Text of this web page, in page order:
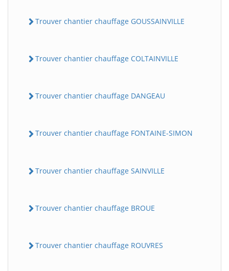
Trouver chantier chauffage GOUSSAINVILLE
Trouver chantier chauffage COLTAINVILLE
Trouver chantier chauffage DANGEAU
Trouver chantier chauffage FONTAINE-SIMON
Trouver chantier chauffage SAINVILLE
Trouver chantier chauffage BROUE
Trouver chantier chauffage ROUVRES